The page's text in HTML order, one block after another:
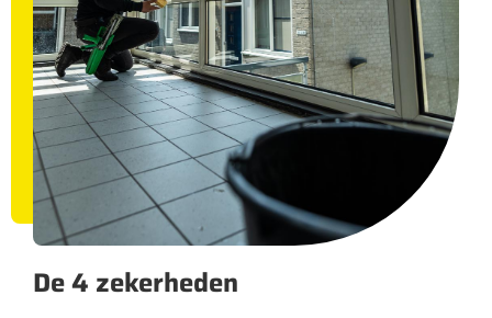
De 4 zekerheden